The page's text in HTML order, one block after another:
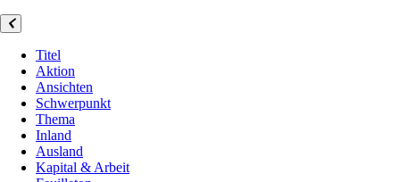
Titel
Aktion
Ansichten
Schwerpunkt
Thema
Inland
Ausland
Kapital & Arbeit